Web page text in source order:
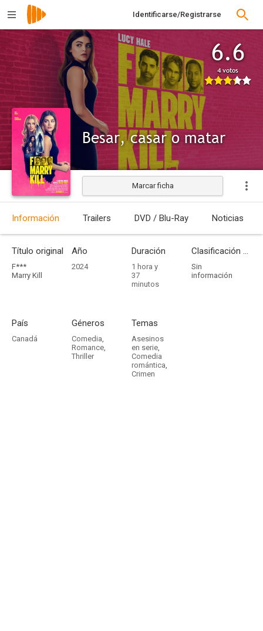
Identificarse/Registrarse
6.6
4 votos
Besar, casar o matar
Marcar ficha
Información Trailers DVD / Blu-Ray Noticias
Título original
F***
Marry Kill
Año
2024
Duración
1 hora y
37
minutos
Clasificación por edades
Sin
información
País
Canadá
Géneros
Comedia,
Romance,
Thriller
Temas
Asesinos
en serie,
Comedia
romántica,
Crimen